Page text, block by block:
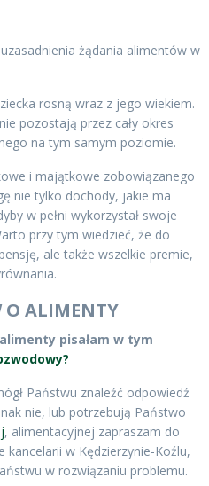
żądania alimentów w
rosną wraz z jego wiekiem.
pozostają przez cały okres
na tym samym poziomie.
i majątkowe zobowiązanego
nie tylko dochody, jakie ma
w pełni wykorzystał swoje
przy tym wiedzieć, że do
ale także wszelkie premie,
O ALIMENTY
pisałam w tym
Państwu znaleźć odpowiedź
nie, lub potrzebują Państwo
, alimentacyjnej zapraszam do
w Kędzierzynie-Koźlu,
w rozwiązaniu problemu.